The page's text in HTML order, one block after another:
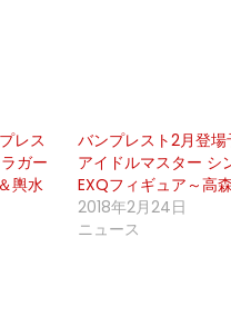
レス
ガー
輿水
バンプレスト2月登場
アイドルマスター シ
EXQフィギュア～高
2018年2月24日
ニュース